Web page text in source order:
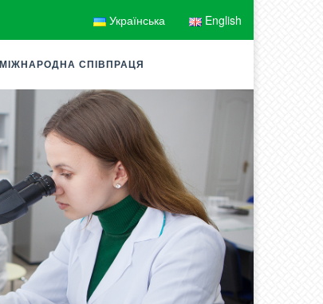
Українська English
МІЖНАРОДНА СПІВПРАЦЯ